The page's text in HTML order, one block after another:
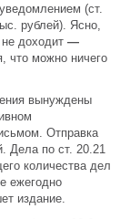
(ст.
рублей). Ясно,
доходит —
что можно ничего
вынуждены
Отправка
Дела по ст. 20.21
количества дел
ежегодно
издание.